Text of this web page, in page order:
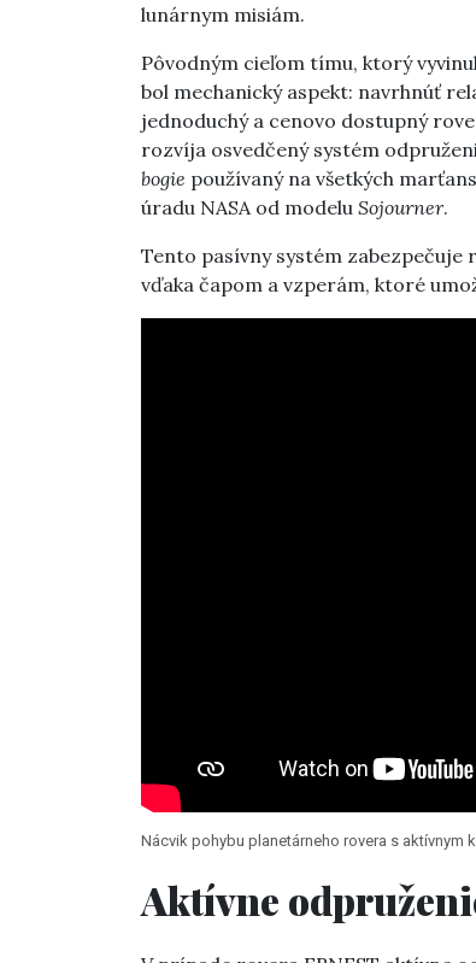
lunárnym misiám.
Pôvodným cieľom tímu, ktorý
bol mechanický aspekt: navrhnúť
jednoduchý a cenovo dostupný
rozvíja osvedčený systém
bogie používaný na všetkých
úradu NASA od modelu Sojourner.
Tento pasívny systém zabezpečuje
vďaka čapom a vzperám, ktoré
Nácvik pohybu planetárneho rovera s aktívnym
Aktívne